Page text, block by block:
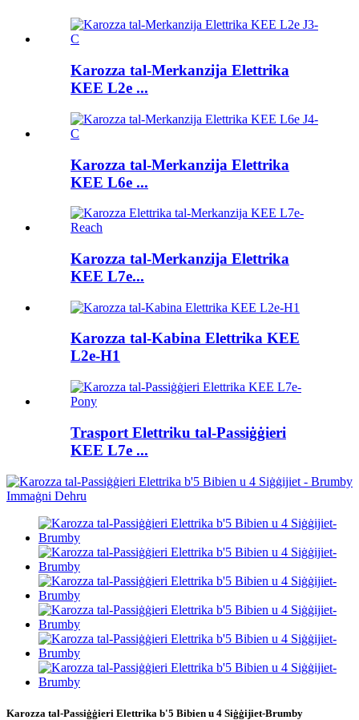
Karozza tal-Merkanzija Elettrika
KEE L2e ...
Karozza tal-Merkanzija Elettrika
KEE L6e ...
Karozza tal-Merkanzija Elettrika
KEE L7e...
Karozza tal-Kabina Elettrika KEE
L2e-H1
Trasport Elettriku tal-Passiġġieri
KEE L7e ...
Karozza tal-Passiġġieri Elettrika b'5 Bibien u 4 Siġġijiet-Brumby